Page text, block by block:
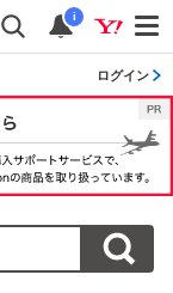
i
ログイン